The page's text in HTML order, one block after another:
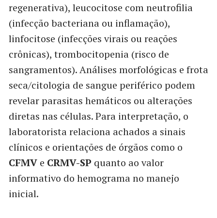
regenerativa), leucocitose com neutrofilia
(infecção bacteriana ou inflamação),
linfocitose (infecções virais ou reações
crônicas), trombocitopenia (risco de
sangramentos). Análises morfológicas e frota
seca/citologia de sangue periférico podem
revelar parasitas hemáticos ou alterações
diretas nas células. Para interpretação, o
laboratorista relaciona achados a sinais
clínicos e orientações de órgãos como o
CFMVe CRMV-SP quanto ao valor
informativo do hemograma no manejo
inicial.